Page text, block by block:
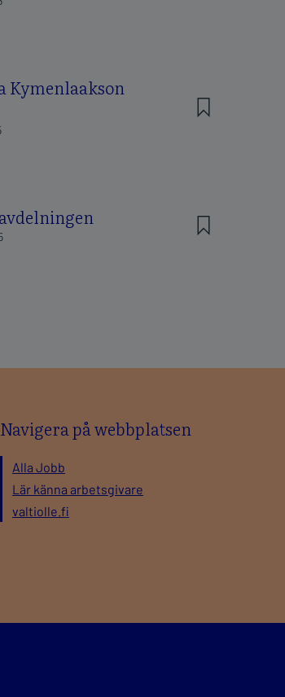
Navigera på webbplatsen
Alla Jobb
Lär känna arbetsgivare
valtiolle.fi